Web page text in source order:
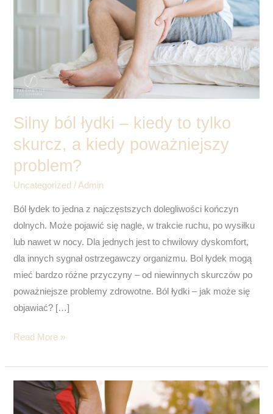
Silny ból łydki – kiedy to tylko
skurcz, a kiedy poważniejszy
problem?
Uncategorized /Admin
Ból łydek to jedna z najczęstszych dolegliwości kończyn
dolnych. Może pojawić się nagle, w trakcie ruchu, po wysiłku
lub nawet w nocy. Dla jednych jest to chwilowy dyskomfort,
dla innych sygnał ostrzegawczy organizmu. Bol łydek mogą
mieć bardzo różne przyczyny – od niewinnych skurczów po
poważniejsze problemy zdrowotne. Ból łydki – jak może się
objawiać? […]
skurcz,
a
kiedy
poważniejszy
problem?
Read More »
Trening
siłowy